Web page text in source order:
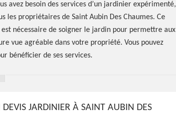
avez besoin des services d’un jardinier expérimenté,
les propriétaires de Saint Aubin Des Chaumes. Ce
nécessaire de soigner le jardin pour permettre aux
vue agréable dans votre propriété. Vous pouvez
bénéficier de ses services.
DEVIS JARDINIER À SAINT AUBIN DES